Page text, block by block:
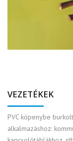
VEZETÉKEK
PVC köpenybe
alkalmazáshoz: